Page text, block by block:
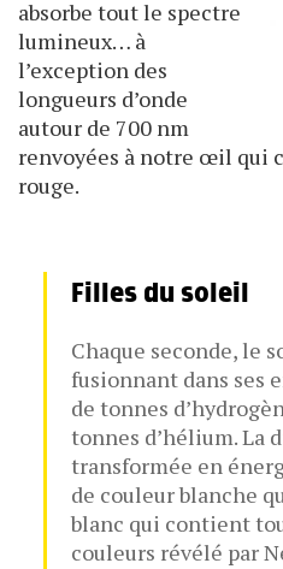
absorbe tout le spectre
lumineux… à
l’exception des
longueurs d’onde
autour de 700 nm
renvoyées à notre œil qui
rouge.
Filles du soleil
Chaque seconde, le
fusionnant dans ses
de tonnes
tonnes d’hélium. La
transformée en
de couleur blanche
blanc qui contient
couleurs révélé par